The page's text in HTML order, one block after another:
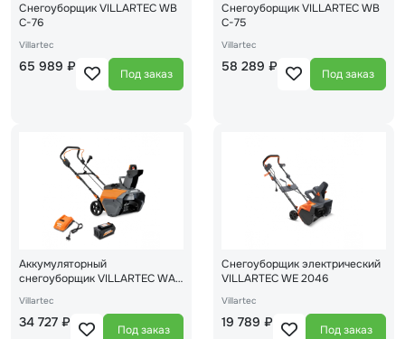
Снегоуборщик VILLARTEC WB
C-76
Villartec
65 989 ₽ Под заказ
Снегоуборщик VILLARTEC WB
C-75
Villartec
58 289 ₽ Под заказ
Аккумуляторный
снегоуборщик VILLARTEC WA
Villartec
34 727 ₽ Под заказ
Снегоуборщик электрический
VILLARTEC WE 2046
Villartec
19 789 ₽ Под заказ